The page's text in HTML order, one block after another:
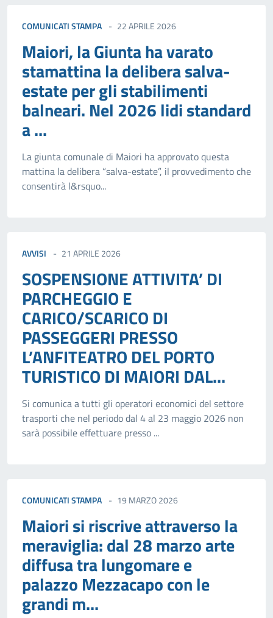
COMUNICATI STAMPA 22 APRILE 2026
Maiori, la Giunta ha varato
stamattina la delibera salva-
estate per gli stabilimenti
balneari. Nel 2026 lidi standard
a ...
La giunta comunale di Maiori ha approvato questa
mattina la delibera “salva-estate”, il provvedimento che
consentirà l&rsquo...
AVVISI 21 APRILE 2026
SOSPENSIONE ATTIVITA’ DI
PARCHEGGIO E
CARICO/SCARICO DI
PASSEGGERI PRESSO
L’ANFITEATRO DEL PORTO
TURISTICO DI MAIORI DAL...
Si comunica a tutti gli operatori economici del settore
trasporti che nel periodo dal 4 al 23 maggio 2026 non
sarà possibile effettuare presso ...
COMUNICATI STAMPA 19 MARZO 2026
Maiori si riscrive attraverso la
meraviglia: dal 28 marzo arte
diffusa tra lungomare e
palazzo Mezzacapo con le
grandi m...